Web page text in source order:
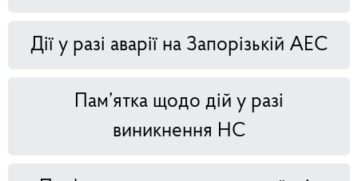
Дії у разі аварії на Запорізькій АЕС
Пам’ятка щодо дій у разі
виникнення НС